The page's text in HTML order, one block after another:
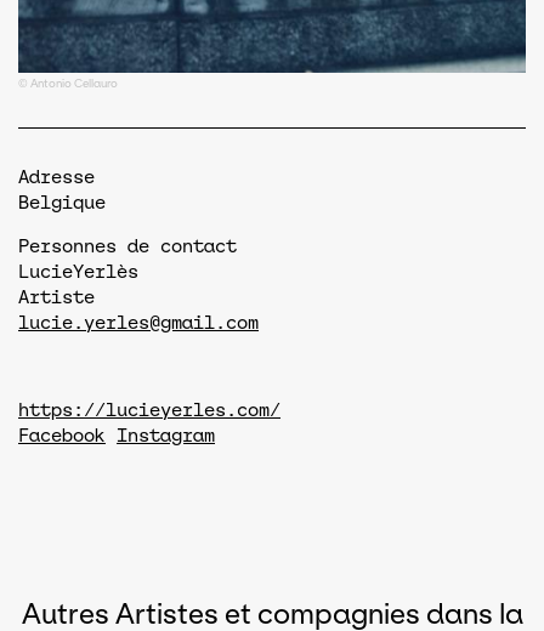
© Antonio Cellauro
Adresse
Belgique
Personnes de contact
LucieYerlès
Artiste
lucie.yerles@gmail.com
https://lucieyerles.com/
Facebook
Instagram
Autres Artistes et compagnies dans la